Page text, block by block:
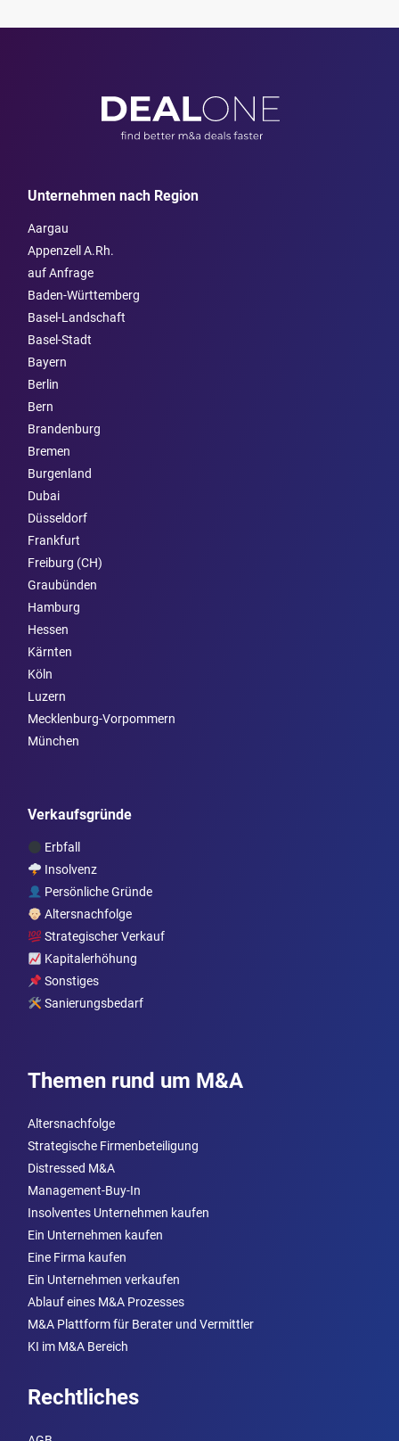
Unternehmen nach Region
Aargau
Appenzell A.Rh.
auf Anfrage
Baden-Württemberg
Basel-Landschaft
Basel-Stadt
Bayern
Berlin
Bern
Brandenburg
Bremen
Burgen­land
Dubai
Düsseldorf
Frankfurt
Freiburg (CH)
Graubünden
Hamburg
Hessen
Kärnten
Köln
Luzern
Mecklenburg-Vorpommern
München
Verkaufsgründe
Erbfall
Insolvenz
Persönliche Gründe
Altersnachfolge
Strategischer Verkauf
Kapitalerhöhung
Sonstiges
Sanierungsbedarf
Themen rund um M&A
Altersnachfolge
Strategische Firmenbeteiligung
Distressed M&A
Management-Buy-In
Insolventes Unternehmen kaufen
Ein Unternehmen kaufen
Eine Firma kaufen
Ein Unternehmen verkaufen
Ablauf eines M&A Prozesses
M&A Plattform für Berater und Vermittler
KI im M&A Bereich
Rechtliches